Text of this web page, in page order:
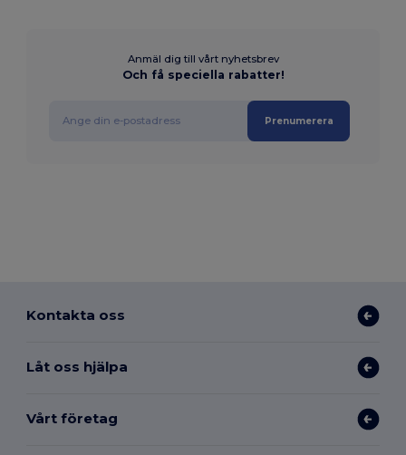
Anmäl dig till vårt nyhetsbrev
Och få speciella rabatter!
Prenumerera
Kontakta oss
Låt oss hjälpa
Vårt företag